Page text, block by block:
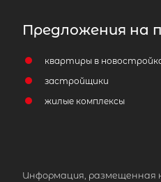
Предложения на
квартиры в
застройщики
жилые комплексы
Информация,